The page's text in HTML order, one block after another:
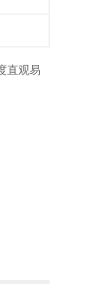
直观易